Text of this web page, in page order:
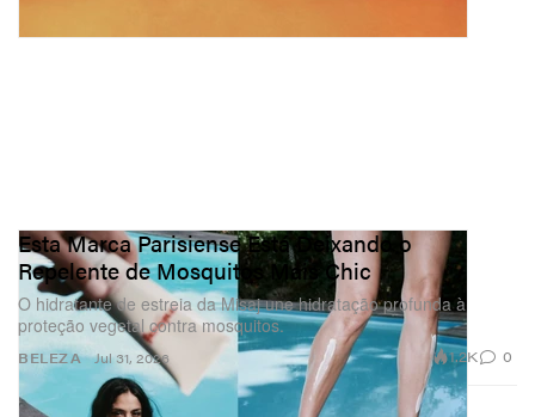
BELEZA
Esta Marca Parisiense Está Deixando o
Repelente de Mosquitos Mais Chic
O hidratante de estreia da Misaj une hidratação profunda à
proteção vegetal contra mosquitos.
Jul 31, 2026 1.2K 0